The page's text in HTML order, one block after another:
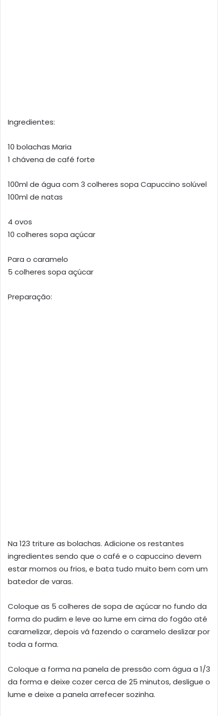
Ingredientes:
10 bolachas Maria
1 chávena de café forte
100ml de água com 3 colheres sopa Capuccino solúvel
100ml de natas
4 ovos
10 colheres sopa açúcar
Para o caramelo
5 colheres sopa açúcar
Preparação:
Na 123 triture as bolachas. Adicione os restantes
ingredientes sendo que o café e o capuccino devem
estar mornos ou frios, e bata tudo muito bem com um
batedor de varas.
Coloque as 5 colheres de sopa de açúcar no fundo da
forma do pudim e leve ao lume em cima do fogão até
caramelizar, depois vá fazendo o caramelo deslizar por
toda a forma.
Coloque a forma na panela de pressão com água a 1/3
da forma e deixe cozer cerca de 25 minutos, desligue o
lume e deixe a panela arrefecer sozinha.